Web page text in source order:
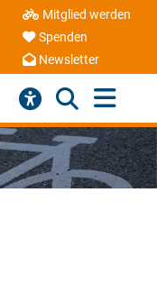
Mitglied werden
Spenden
Newsletter